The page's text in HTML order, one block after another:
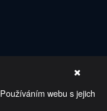
webu s jejich